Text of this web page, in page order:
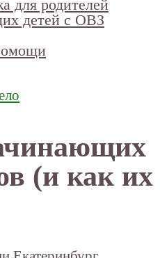
для родителей
детей с ОВЗ
(и как их